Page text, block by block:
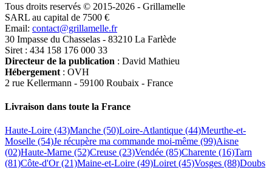
Tous droits reservés © 2015-2026 - Grillamelle
SARL au capital de 7500 €
Email: contact@grillamelle.fr
30 Impasse du Chasselas - 83210 La Farlède
Siret : 434 158 176 000 33
Directeur de la publication : David Mathieu
Hébergement : OVH
2 rue Kellermann - 59100 Roubaix - France
Livraison dans toute la France
Haute-Loire (43)Manche (50)Loire-Atlantique (44)Meurthe-et-
Moselle (54)Je récupère ma commande moi-même (99)Aisne
(02)Haute-Marne (52)Creuse (23)Vendée (85)Charente (16)Tarn
(81)Côte-d'Or (21)Maine-et-Loire (49)Loiret (45)Vosges (88)Doubs